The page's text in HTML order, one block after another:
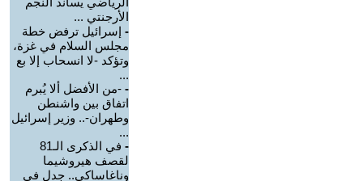
الأرجنتي ...
- إسرائيل ترفض خطة
مجلس السلام في غزة،
وتؤكد -لا انسحاب إلا بع
...
- -من الأفضل ألا يُبرم
اتفاق بين واشنطن
وطهران-.. وزير إسرائيل
...
-
في الذكرى الـ81
لقصف هيروشيما
وناغاساكي.. جدل في